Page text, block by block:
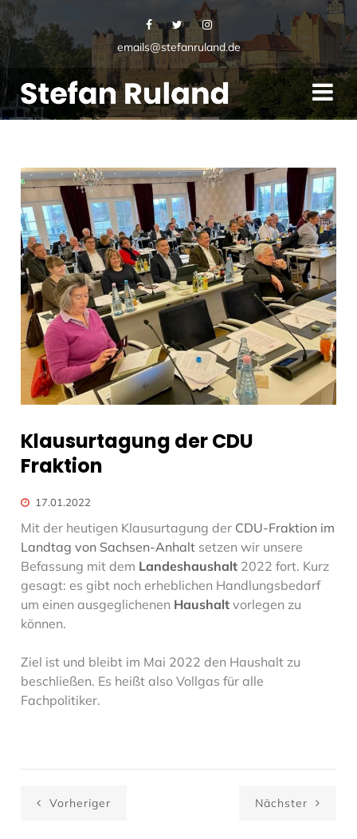
emails@stefanruland.de
Klausurtagung der CDU
Fraktion
17.01.2022
Mit der heutigen Klausurtagung der CDU-Fraktion im
Landtag von Sachsen-Anhalt setzen wir unsere
Befassung mit dem Landeshaushalt 2022 fort. Kurz
gesagt: es gibt noch erheblichen Handlungsbedarf
um einen ausgeglichenen Haushalt vorlegen zu
können.
Ziel ist und bleibt im Mai 2022 den Haushalt zu
beschließen. Es heißt also Vollgas für alle
Fachpolitiker.
Vorheriger Nächster